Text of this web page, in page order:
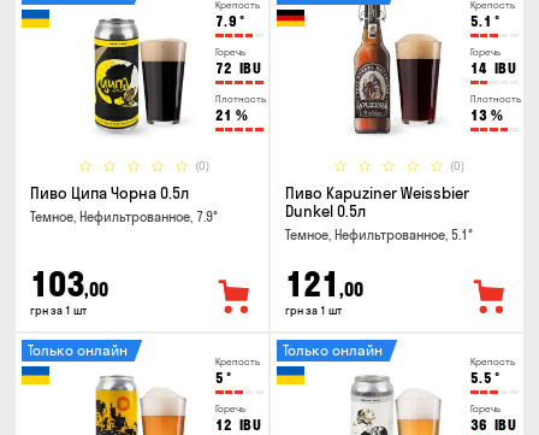
Крепость
7.9 °
Горечь
72 IBU
Плотность
21 %
(0)
Пиво Ципа Чорна 0.5л
Темное, Нефильтрованное, 7.9°
103,00
грн за 1 шт
Крепость
5.1 °
Горечь
14 IBU
Плотность
13 %
(0)
Пиво Kapuziner Weissbier
Dunkel 0.5л
Темное, Нефильтрованное, 5.1°
121 ,00
грн за 1 шт
Крепость
5 °
Горечь
12 IBU
Только онлайн
Крепость
5.5 °
Горечь
36 IBU
Только онлайн